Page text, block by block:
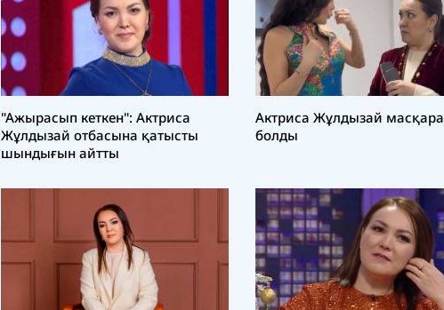
"Ажырасып кеткен": Актриса
Жұлдызай отбасына қатысты
шындығын айтты
Актриса Жұлдызай масқара
болды